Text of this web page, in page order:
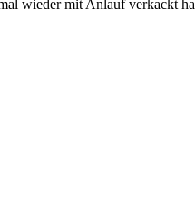
wieder mit Anlauf verkackt